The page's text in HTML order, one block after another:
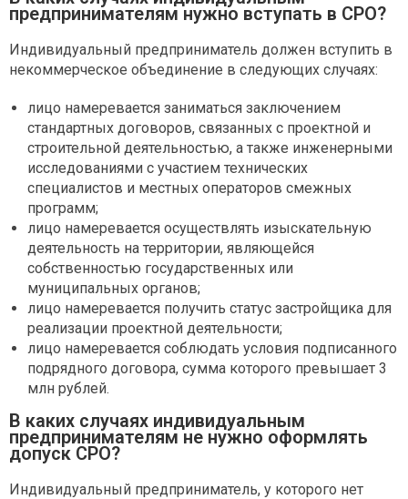
предпринимателям нужно вступать в СРО?
Индивидуальный предприниматель должен вступить в
некоммерческое объединение в следующих случаях:
лицо намеревается заниматься заключением
стандартных договоров, связанных с проектной и
строительной деятельностью, а также инженерными
исследованиями с участием технических
специалистов и местных операторов смежных
программ;
лицо намеревается осуществлять изыскательную
деятельность на территории, являющейся
собственностью государственных или
муниципальных органов;
лицо намеревается получить статус застройщика для
реализации проектной деятельности;
лицо намеревается соблюдать условия подписанного
подрядного договора, сумма которого превышает 3
млн рублей.
В каких случаях индивидуальным
предпринимателям не нужно оформлять
допуск СРО?
Индивидуальный предприниматель, у которого нет